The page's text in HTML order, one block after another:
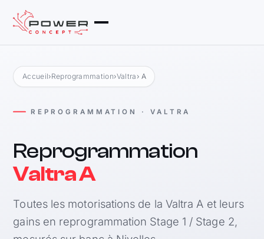
Accueil›Reprogrammation›Valtra › A
REPROGRAMMATION · VALTRA
Reprogrammation
Valtra A
Toutes les motorisations de la Valtra A et leurs
gains en reprogrammation Stage 1 / Stage 2,